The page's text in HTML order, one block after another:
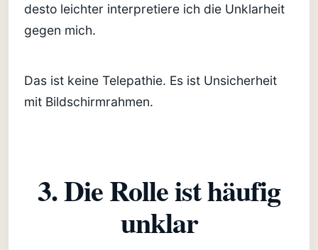
desto leichter interpretiere ich die Unklarheit
gegen mich.
Das ist keine Telepathie. Es ist Unsicherheit
mit Bildschirmrahmen.
3. Die Rolle ist häufig
unklar